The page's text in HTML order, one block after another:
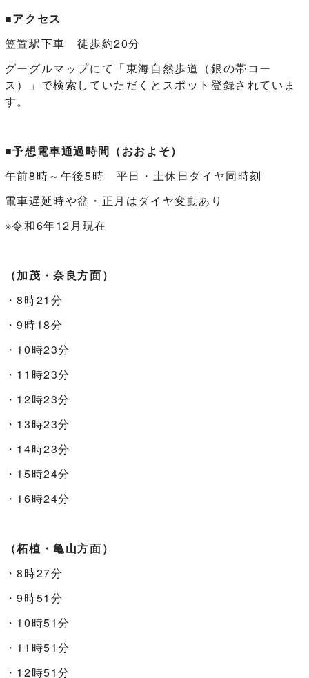
■アクセス
笠置駅下車 徒歩約20分
グーグルマップにて「東海自然歩道（銀の帯コー
ス）」で検索していただくとスポット登録されていま
す。
■予想電車通過時間（おおよそ）
午前8時～午後5時 平日・土休日ダイヤ同時刻
電車遅延時や盆・正月はダイヤ変動あり
※令和6年12月現在
（加茂・奈良方面）
・8時21分
・9時18分
・10時23分
・11時23分
・12時23分
・13時23分
・14時23分
・15時24分
・16時24分
（柘植・亀山方面）
・8時27分
・9時51分
・10時51分
・11時51分
・12時51分